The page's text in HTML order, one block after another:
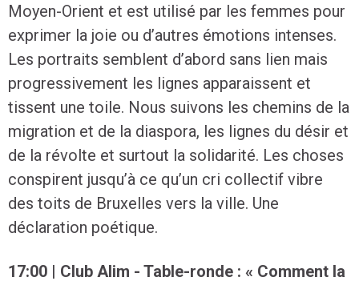
Moyen-Orient et est utilisé par les femmes pour
exprimer la joie ou d’autres émotions intenses.
Les portraits semblent d’abord sans lien mais
progressivement les lignes apparaissent et
tissent une toile. Nous suivons les chemins de la
migration et de la diaspora, les lignes du désir et
de la révolte et surtout la solidarité. Les choses
conspirent jusqu’à ce qu’un cri collectif vibre
des toits de Bruxelles vers la ville. Une
déclaration poétique.
17:00 | Club Alim - Table-ronde : « Comment la